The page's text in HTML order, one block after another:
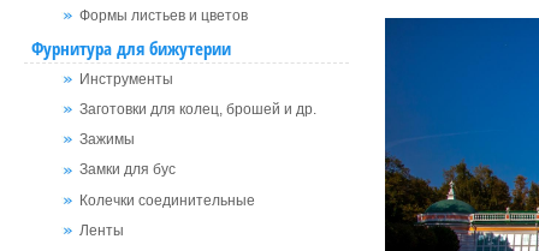
Формы листьев и цветов
Фурнитура для бижутерии
Инструменты
Заготовки для колец, брошей и др.
Зажимы
Замки для бус
Колечки соединительные
Ленты